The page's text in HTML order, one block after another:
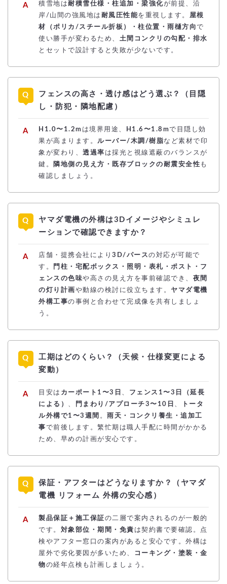
積雪地は 耐積雪仕様・柱追加・梁強化が前提、沿
岸/山間の強風地は 耐風圧性能を重視します。
屋根
材（ポリカ/スチール折板）・柱位置・雨樋方向 で
使い勝手が変わるため、 土間コンクリの勾配・排水
とセットで設計すると失敗が少ないです。
フェンスの高さ・透け感はどう選ぶ？（目隠
し・防犯・隣地配慮）
H1.0〜1.2m は境界用途、 H1.6〜1.8mで目隠し効
果が高まります。 ルーバー/木調/樹脂など素材で印
象が変わり、 透過率 は採光と視線遮蔽のバランスが
鍵。
隣地側の見え方・既存ブロックの耐震安全性 も
確認しましょう。
ヤマダ電機の外構は3Dイメージやシミュレ
ーションで確認できますか？
店舗・提携会社により 3D/パースの対応が可能で
す。
門柱・宅配ボックス・照明・表札・ポスト・フ
ェンスの色味や高さの見え方を事前確認でき、 夜間
の灯り計画 や動線の検討に役立ちます。 ヤマダ電機
外構工事の事例と合わせて完成像を共有しましょ
う。
工期はどのくらい？（天候・仕様変更による
変動）
目安は カーポート1〜3日 、
フェンス1〜3日（延長
による） 、 門まわり/アプローチ3〜10日 、
トータ
ル外構で1〜3週間 。
雨天・コンクリ養生・追加工
事で前後します。繁忙期は職人手配に時間がかかる
ため、早めの計画が安心です。
保証・アフターはどうなりますか？（ヤマダ
電機 リフォーム 外構の安心感）
製品保証＋施工保証の二層で案内されるのが一般的
です。 対象部位・期間・免責 は契約書で要確認。点
検やアフター窓口の案内があると安心です。外構は
屋外で劣化要因が多いため、
コーキング・塗装・金
物 の経年点検も計画しましょう。